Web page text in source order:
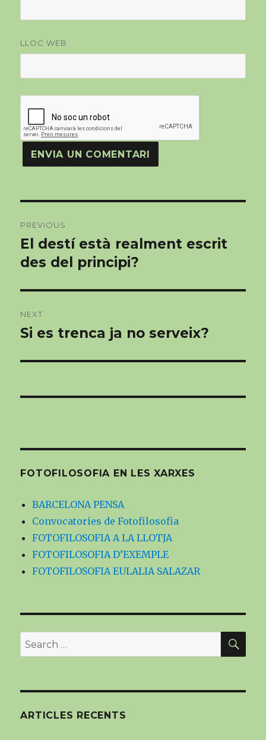
LLOC WEB
d'articles
PREVIOUS
Previous
post:
El destí està realment escrit
des del principi?
NEXT
Next
Si es trenca ja no serveix?
FOTOFILOSOFIA EN LES XARXES
BARCELONA PENSA
Convocatories de Fotofilosofia
FOTOFILOSOFIA A LA LLOTJA
FOTOFILOSOFIA D’EXEMPLE
FOTOFILOSOFIA EULALIA SALAZAR
Search
for:
ARTICLES RECENTS